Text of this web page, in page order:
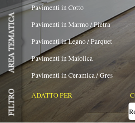
Pavimenti in Legno / Parquet
Pavimenti in Ceramica / Gres
ADATTO PER
COLORE
Rosso
Pavimenti in legno artistici Pavimenti di